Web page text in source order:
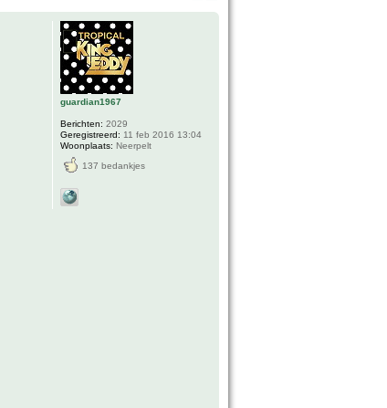
guardian1967
Berichten: 2029
Geregistreerd: 11 feb 2016 13:04
Woonplaats: Neerpelt
137 bedankjes